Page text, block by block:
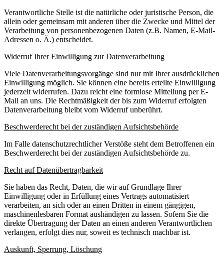
Verantwortliche Stelle ist die natürliche oder juristische Person, die
allein oder gemeinsam mit anderen über die Zwecke und Mittel der
Verarbeitung von personenbezogenen Daten (z.B. Namen, E-Mail-
Adressen o. Ä.) entscheidet.
Widerruf Ihrer Einwilligung zur Datenverarbeitung
Viele Datenverarbeitungsvorgänge sind nur mit Ihrer ausdrücklichen
Einwilligung möglich. Sie können eine bereits erteilte Einwilligung
jederzeit widerrufen. Dazu reicht eine formlose Mitteilung per E-
Mail an uns. Die Rechtmäßigkeit der bis zum Widerruf erfolgten
Datenverarbeitung bleibt vom Widerruf unberührt.
Beschwerderecht bei der zuständigen Aufsichtsbehörde
Im Falle datenschutzrechtlicher Verstöße steht dem Betroffenen ein
Beschwerderecht bei der zuständigen Aufsichtsbehörde zu.
Recht auf Datenübertragbarkeit
Sie haben das Recht, Daten, die wir auf Grundlage Ihrer
Einwilligung oder in Erfüllung eines Vertrags automatisiert
verarbeiten, an sich oder an einen Dritten in einem gängigen,
maschinenlesbaren Format aushändigen zu lassen. Sofern Sie die
direkte Übertragung der Daten an einen anderen Verantwortlichen
verlangen, erfolgt dies nur, soweit es technisch machbar ist.
Auskunft, Sperrung, Löschung